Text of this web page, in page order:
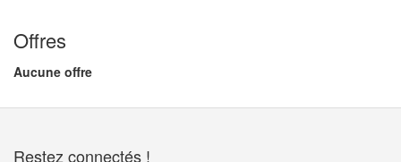
Offres
Aucune offre
Restez connectés !